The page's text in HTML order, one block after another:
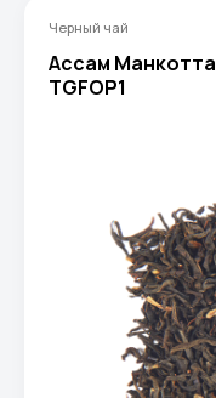
Черный чай
Ассам Манкотта
TGFOP1